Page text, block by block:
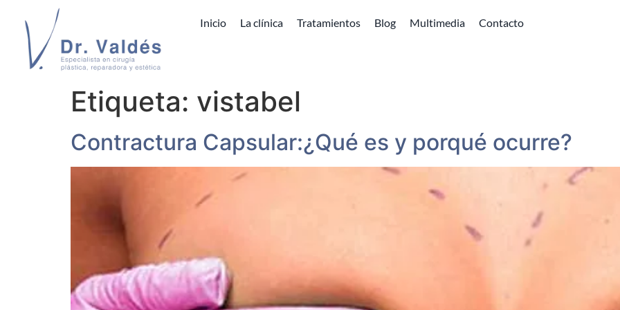
Inicio La clínica Tratamientos Blog Multimedia Contacto
Etiqueta: vistabel
Contractura Capsular:¿Qué es y porqué ocurre?